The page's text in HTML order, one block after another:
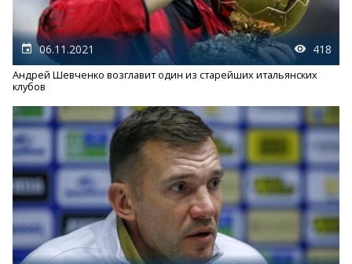
06.11.2021 418
Андрей Шевченко возглавит один из старейших итальянских
клубов